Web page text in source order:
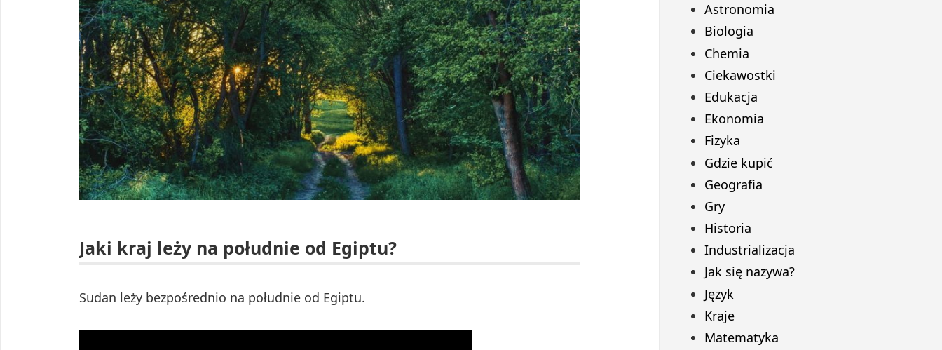
Jaki kraj leży na południe od Egiptu?
Sudan leży bezpośrednio na południe od Egiptu.
Astronomia
Biologia
Chemia
Ciekawostki
Edukacja
Ekonomia
Fizyka
Gdzie kupić
Geografia
Gry
Historia
Industrializacja
Jak się nazywa?
Język
Kraje
Matematyka